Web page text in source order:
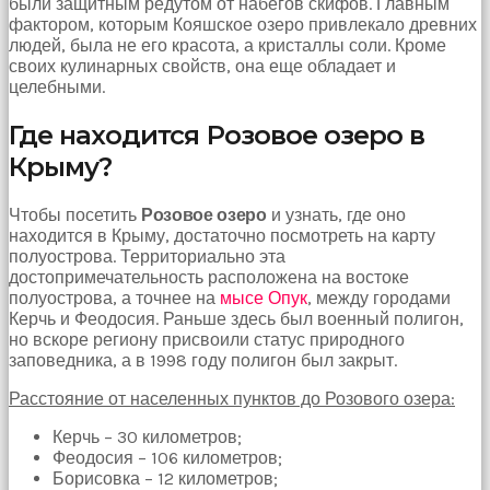
çekti
ve
kızmaya
başladı
sex
hikayeleri
Onun
derdinin
dermanı
benim
sikimde
olduğu
için
koca
sikimi
meydana
çıkardım
ve
ağzına
dayayıp
onu
susturdum
porno
фактором, которым Кояшское озеро привлекало древних
людей, была не его красота, а кристаллы соли. Кроме
своих кулинарных свойств, она еще обладает и
целебными.
Где находится Розовое озеро в
Крыму?
Чтобы посетить Розовое озеро и узнать, где оно
находится в Крыму, достаточно посмотреть на карту
полуострова. Территориально эта
достопримечательность расположена на востоке
полуострова, а точнее на мысе Опук, между городами
Керчь и Феодосия. Раньше здесь был военный полигон,
но вскоре региону присвоили статус природного
заповедника, а в 1998 году полигон был закрыт.
Расстояние от населенных пунктов до Розового озера:
Керчь – 30 километров;
Феодосия – 106 километров;
Борисовка – 12 километров;